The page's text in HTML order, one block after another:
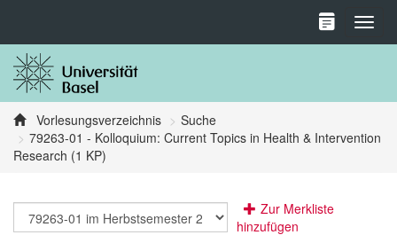
Vorlesungsverzeichnis
Suche
79263-01 - Kolloquium: Current Topics in Health & Intervention
Research (1 KP)
Zur Merkliste
hinzufügen